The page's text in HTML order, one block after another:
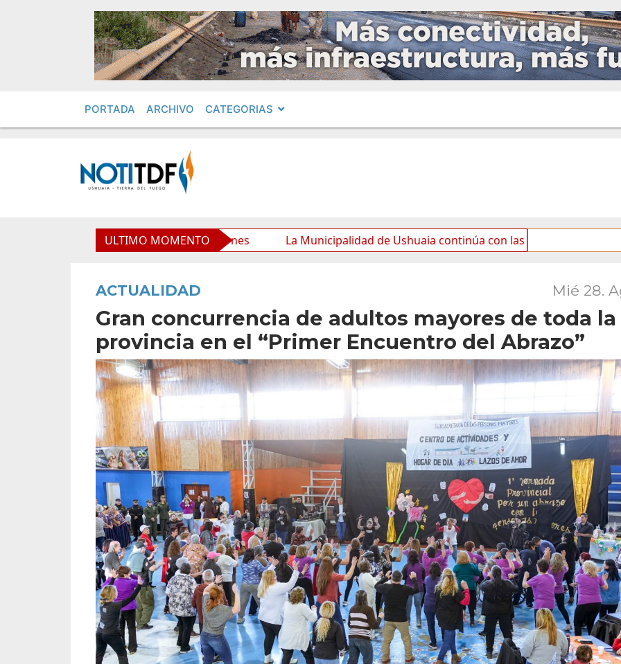
PORTADA ARCHIVO CATEGORIAS
ULTIMO MOMENTO
y mejora sus prestaciones La Municipalidad de Ushuaia continúa con las tareas de mantenimiento y
ACTUALIDAD Mié 28.
Gran concurrencia de adultos mayores de toda la
provincia en el “Primer Encuentro del Abrazo”